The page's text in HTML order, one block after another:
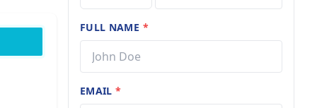
FULL NAME *
EMAIL*